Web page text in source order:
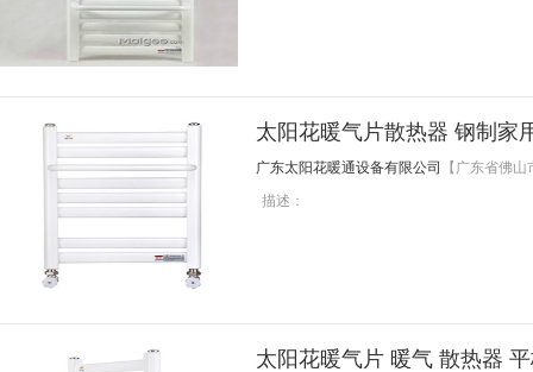
太阳花暖气片散热器 钢制家
广东太阳花暖通设备有限公司
【广东省佛山
描述：
太阳花暖气片 暖气 散热器